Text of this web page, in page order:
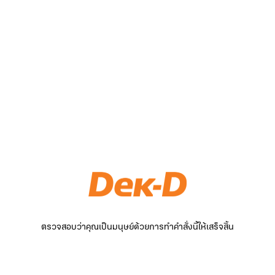
ตรวจสอบว่าคุณเป็นมนุษย์ด้วยการทำคำสั่งนี้ให้เสร็จสิ้น